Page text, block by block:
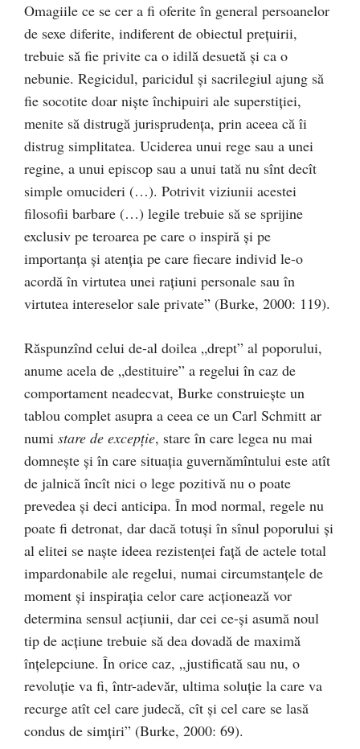
Omagiile ce se cer a fi oferite în general persoanelor
de sexe diferite, indiferent de obiectul preţuirii,
trebuie să fie privite ca o idilă desuetă şi ca o
nebunie. Regicidul, paricidul şi sacrilegiul ajung să
fie socotite doar nişte închipuiri ale superstiţiei,
menite să distrugă jurisprudenţa, prin aceea că îi
distrug simplitatea. Uciderea unui rege sau a unei
regine, a unui episcop sau a unui tată nu sînt decît
simple omucideri (…). Potrivit viziunii acestei
filosofii barbare (…) legile trebuie să se sprijine
exclusiv pe teroarea pe care o inspiră şi pe
importanţa şi atenţia pe care fiecare individ le-o
acordă în virtutea unei raţiuni personale sau în
virtutea intereselor sale private” (Burke, 2000: 119).
Răspunzînd celui de-al doilea „drept” al poporului,
anume acela de „destituire” a regelui în caz de
comportament neadecvat, Burke construieşte un
tablou complet asupra a ceea ce un Carl Schmitt ar
numi stare de excepţie, stare în care legea nu mai
domneşte şi în care situaţia guvernămîntului este atît
de jalnică încît nici o lege pozitivă nu o poate
prevedea şi deci anticipa. În mod normal, regele nu
poate fi detronat, dar dacă totuşi în sînul poporului şi
al elitei se naşte ideea rezistenţei faţă de actele total
impardonabile ale regelui, numai circumstanţele de
moment şi inspiraţia celor care acţionează vor
determina sensul acţiunii, dar cei ce-şi asumă noul
tip de acţiune trebuie să dea dovadă de maximă
înţelepciune. În orice caz, „justificată sau nu, o
revoluţie va fi, într-adevăr, ultima soluţie la care va
recurge atît cel care judecă, cît şi cel care se lasă
condus de simţiri” (Burke, 2000: 69).